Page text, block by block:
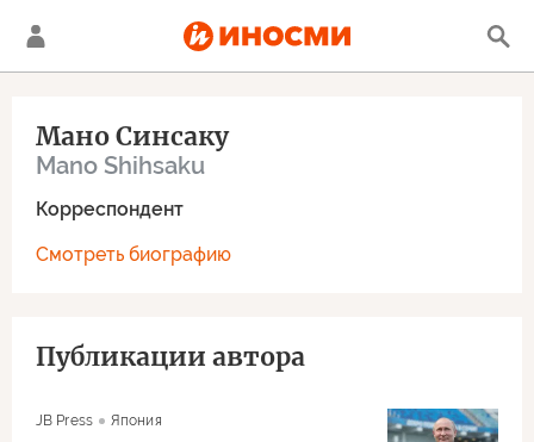
Мано Синсаку
Mano Shihsaku
Корреспондент
Смотреть биографию
Публикации автора
JB Press Япония